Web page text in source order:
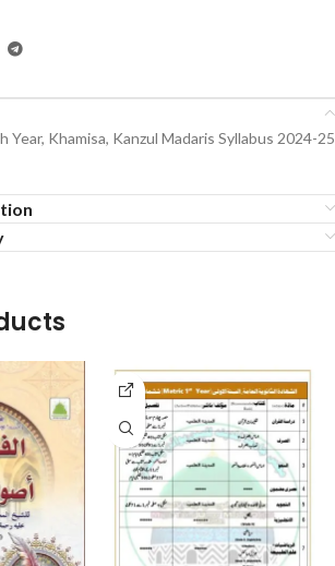
Year, Khamisa, Kanzul Madaris Syllabus 2024-25